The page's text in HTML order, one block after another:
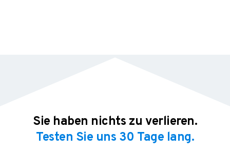
Sie haben nichts zu verlieren.
Testen Sie uns 30 Tage lang.